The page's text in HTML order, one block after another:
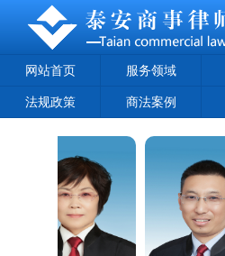
网站首页 服务领域
法规政策 商法案例